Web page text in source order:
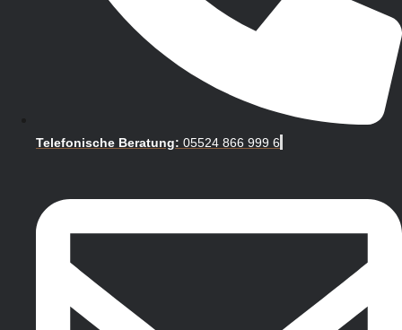
Telefonische Beratung: 05524 866 999 6